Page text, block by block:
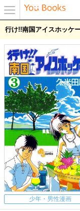
ー
行け!!南国アイスホッケ
少年・男性漫画